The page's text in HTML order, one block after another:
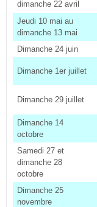
dimanche 22 avril
Jeudi 10 mai au
dimanche 13 mai
Dimanche 24 juin
Dimanche 1er juillet
Dimanche 29 juillet
Dimanche 14
octobre
Samedi 27 et
dimanche 28
octobre
Dimanche 25
novembre